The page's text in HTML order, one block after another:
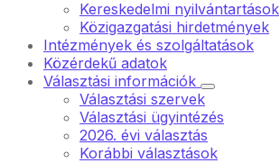
Kereskedelmi nyilvántartások
Közigazgatási hirdetmények
Intézmények és szolgáltatások
Közérdekű adatok
Választási információk
Választási szervek
Választási ügyintézés
2026. évi választás
Korábbi választások